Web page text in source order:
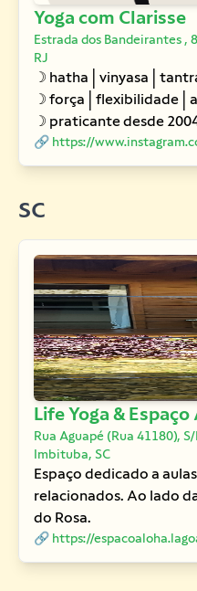
Yoga com Clarisse
Estrada dos Bandeirantes ,
RJ
☽ hatha | vinyasa |
☽ força | flexibilidade |
☽ praticante desde
🔗 https://
SC
Life Yoga &
Rua Aguapé (Rua 41180),
Imbituba, SC
Espaço dedicado a
relacionados. Ao lado
do Rosa.
🔗 https://